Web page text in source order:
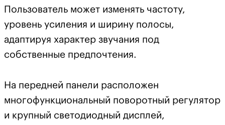
Пользователь может изменять частоту,
уровень усиления и ширину полосы,
адаптируя характер звучания под
собственные предпочтения.
На передней панели расположен
многофункциональный поворотный регулятор
и крупный светодиодный дисплей,